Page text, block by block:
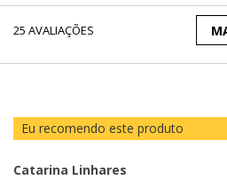
25 AVALIAÇÕES
Eu recomendo este produto
Catarina Linhares